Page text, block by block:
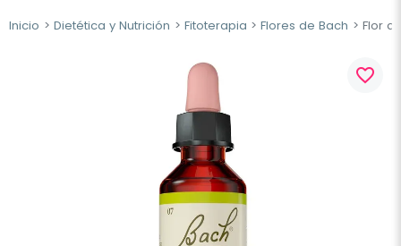
Inicio Dietética y Nutrición Fitoterapia Flores de Bach Flor
favorite_border